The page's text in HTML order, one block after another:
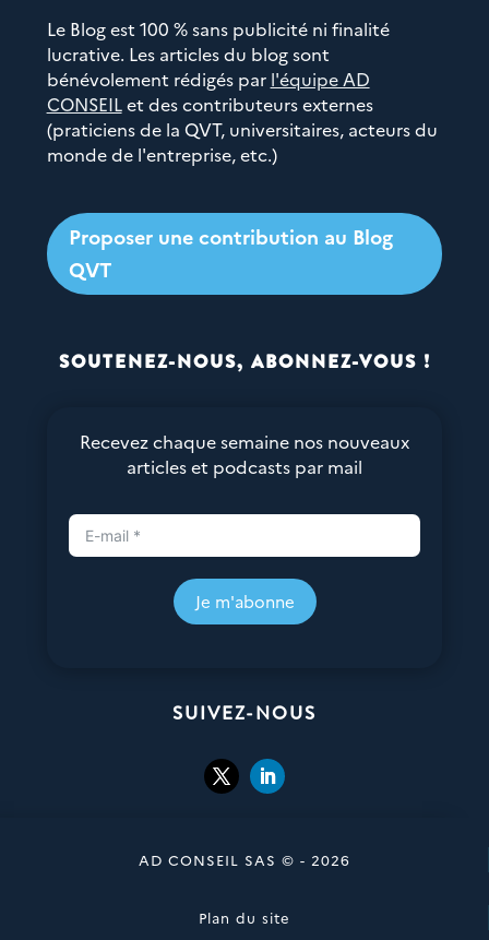
Le Blog est 100 % sans publicité ni finalité
lucrative. Les articles du blog sont
bénévolement rédigés par l'équipe AD
CONSEILet des contributeurs externes
(praticiens de la QVT, universitaires, acteurs du
monde de l'entreprise, etc.)
Proposer une contribution au Blog
QVT
SOUTENEZ-NOUS, ABONNEZ-VOUS !
Recevez chaque semaine nos nouveaux
articles et podcasts par mail
Je m'abonne
SUIVEZ-NOUS
AD CONSEIL SAS © - 2026
Plan du site